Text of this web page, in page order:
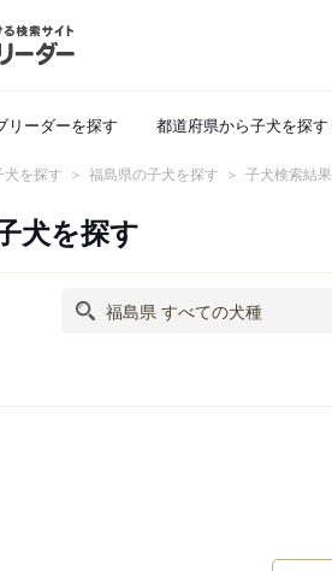
リーダーを探す 都道府県から子犬を探す
犬を探す 福島県の子犬を探す 子犬検索結果
犬を探す